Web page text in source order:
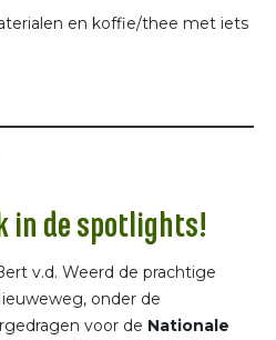
en koffie/thee met iets
in de spotlights!
v.d. Weerd de prachtige
onder de
voor de Nationale